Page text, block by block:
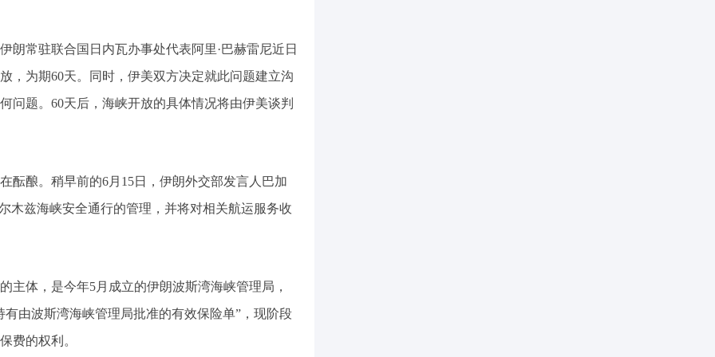
朗常驻联合国日内瓦办事处代表阿里·巴赫雷尼近日
，为期60天。同时，伊美双方决定就此问题建立沟
问题。60天后，海峡开放的具体情况将由伊美谈判
酝酿。稍早前的6月15日，伊朗外交部发言人巴加
木兹海峡安全通行的管理，并将对相关航运服务收
主体，是今年5月成立的伊朗波斯湾海峡管理局，
由波斯湾海峡管理局批准的有效保险单”，现阶段
费的权利。